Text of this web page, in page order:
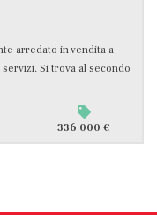
arredato in vendita a
Si trova al secondo
336 000 €